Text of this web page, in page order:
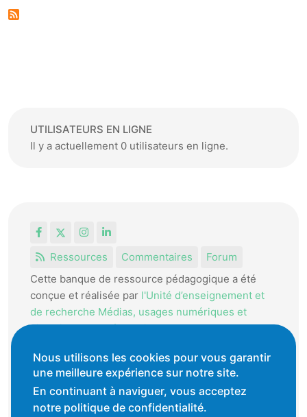
UTILISATEURS EN LIGNE
Il y a actuellement 0 utilisateurs en ligne.
FacebookInstagram
LinkedIn
Ressources
Commentaires
Forum
Cette banque de ressource pédagogique a été
conçue et réalisée par l'Unité d’enseignement et
de recherche Médias, usages numériques et
didactique de l’Informatique.
La HEP-VD met cet outil à disposition des
enseignantes et enseignants vaudois pour
favoriser l'échange de ressources pédagogiques.
Nous utilisons les cookies pour vous garantir
une meilleure expérience sur notre site.
En continuant à naviguer, vous acceptez
notre politique de confidentialité.